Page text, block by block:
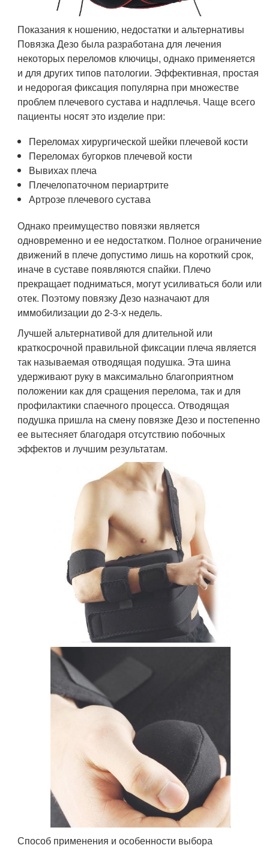
Показания к ношению, недостатки и альтернативы
Повязка Дезо была разработана для лечения
некоторых переломов ключицы, однако применяется
и для других типов патологии. Эффективная, простая
и недорогая фиксация популярна при множестве
проблем плечевого сустава и надплечья. Чаще всего
пациенты носят это изделие при:
Переломах хирургической шейки плечевой кости
Переломах бугорков плечевой кости
Вывихах плеча
Плечелопаточном периартрите
Артрозе плечевого сустава
Однако преимущество повязки является
одновременно и ее недостатком. Полное ограничение
движений в плече допустимо лишь на короткий срок,
иначе в суставе появляются спайки. Плечо
прекращает подниматься, могут усиливаться боли или
отек. Поэтому повязку Дезо назначают для
иммобилизации до 2-3-х недель.
Лучшей альтернативой для длительной или
краткосрочной правильной фиксации плеча является
так называемая отводящая подушка. Эта шина
удерживают руку в максимально благоприятном
положении как для сращения перелома, так и для
профилактики спаечного процесса. Отводящая
подушка пришла на смену повязке Дезо и постепенно
ее вытесняет благодаря отсутствию побочных
эффектов и лучшим результатам.
Способ применения и особенности выбора